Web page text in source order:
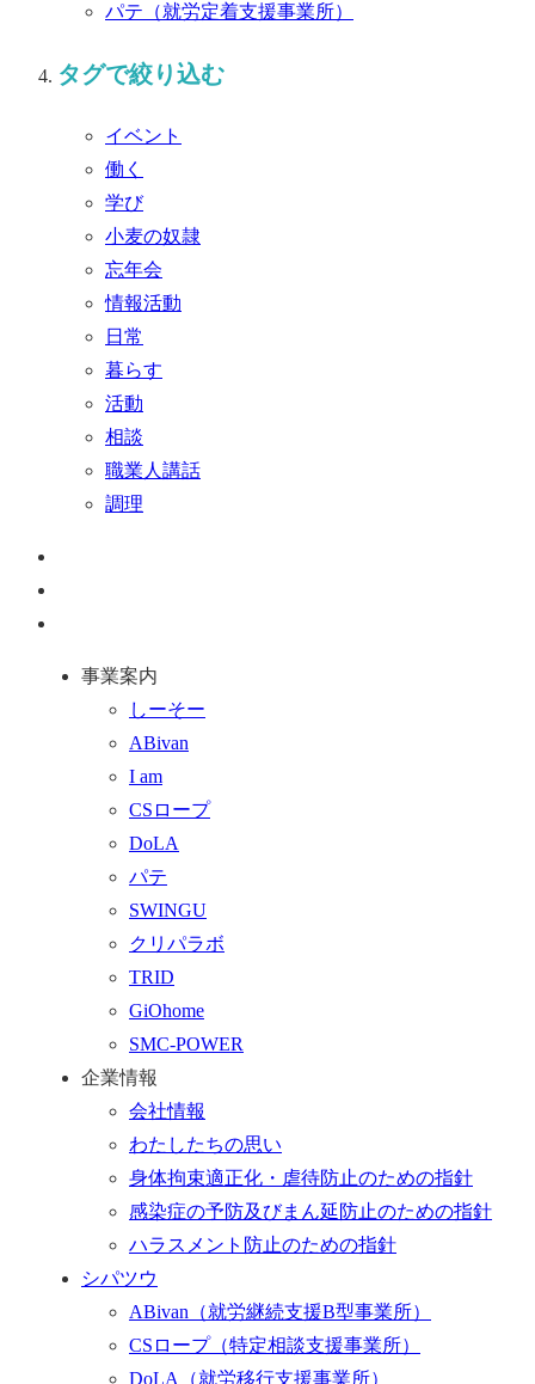
パテ （就労定着支援事業所）
タグで絞り込む
イベント
働く
学び
小麦の奴隷
忘年会
情報活動
日常
暮らす
活動
相談
職業人講話
調理
事業案内
しーそー
ABivan
I am
CSロープ
DoLA
パテ
SWINGU
クリパラボ
TRID
GiOhome
SMC-POWER
企業情報
会社情報
わたしたちの思い
身体拘束適正化・虐待防止のための指針
感染症の予防及びまん延防止のための指針
ハラスメント防止のための指針
シパツウ
ABivan （就労継続支援B型事業所）
CSロープ （特定相談支援事業所）
DoLA
（就労移行支援事業所）